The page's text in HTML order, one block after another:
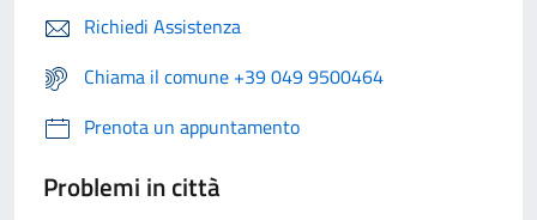
Richiedi Assistenza
Chiama il comune +39 049 9500464
Prenota un appuntamento
Problemi in città